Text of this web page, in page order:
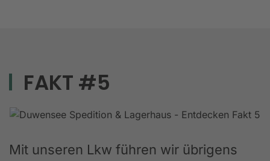
FAKT #5
Mit unseren Lkw führen wir übrigens